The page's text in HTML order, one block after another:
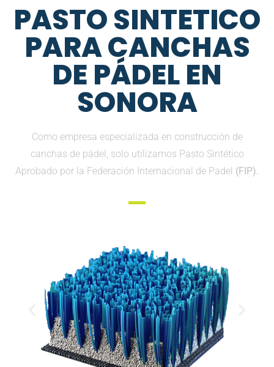
PASTO SINTETICO
PARA CANCHAS
DE PÁDEL EN
SONORA
Como empresa especializada en construcción de
canchas de pádel, solo utilizamos Pasto Sintético
Aprobado por la Federación Internacional de Padel (FIP).